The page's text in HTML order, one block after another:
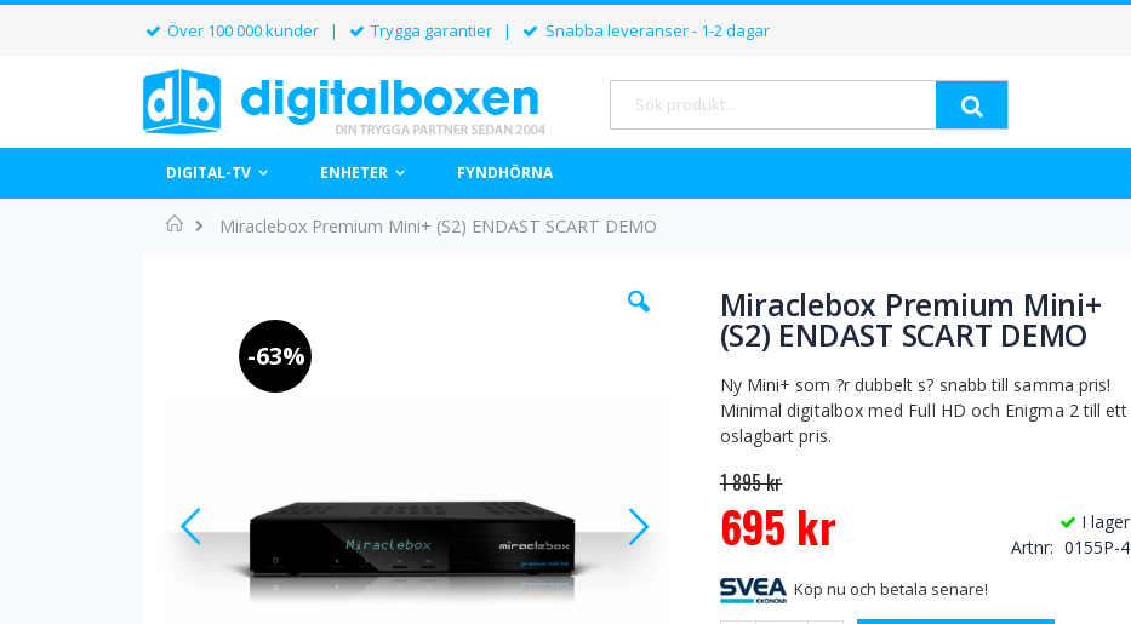
Över 100 000 kunder | Trygga garantier | Snabba leveranser - 1-2 dagarHoppa
innehållet
DIGITAL-TV ENHETER FYNDHÖRNA
Home
Miraclebox Premium Mini+ (S2) ENDAST SCART DEMO
Miraclebox Premium Mini+
(S2) ENDAST SCART DEMO
Ny Mini+ som ?r dubbelt s? snabb till samma pris!
Minimal digitalbox med Full HD och Enigma 2 till ett
oslagbart pris.
1 895 kr
Special
Price
695 kr
I lager
Artnr
0155P-4
Köp nu och betala senare!
bildgalleriet
-63%